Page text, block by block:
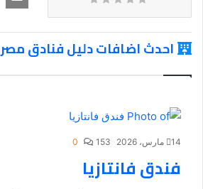
احدث اضافات دليل فنادق مصر
14 مارس، 2026 153
0
فندق فانتازيا